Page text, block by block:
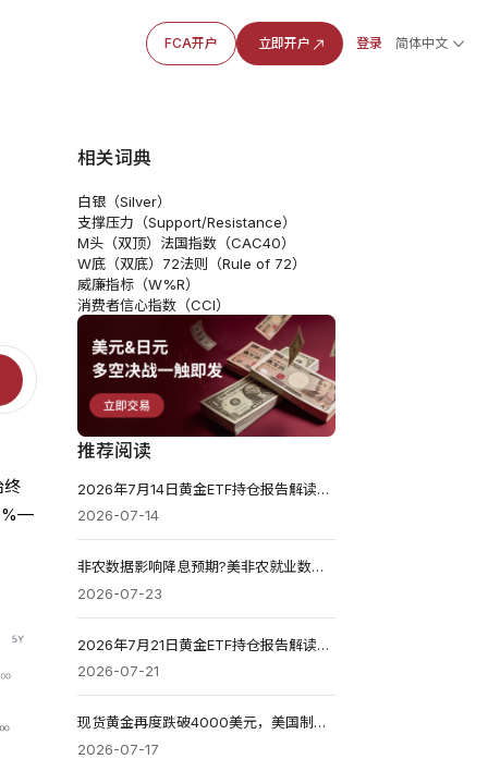
FCA开户 立即开户 登录 简体中文
终
相关词典
白银（Silver）
支撑压力（Support/Resistance）
M头（双顶） 法国指数（CAC40）
W底（双底） 72法则（Rule of 72）
威廉指标（W%R）
消费者信心指数（CCI）
推荐阅读
2026年7月14日黄金ETF持仓报告解读：较前一个交易日维持不变
2026-07-14
非农数据影响降息预期?美非农就业数据如何影响货币政策?
2026-07-23
2026年7月21日黄金ETF持仓报告解读：较前一个交易日增加4.566吨
2026-07-21
现货黄金再度跌破4000美元，美国制造业数据强劲施压金价
2026-07-17